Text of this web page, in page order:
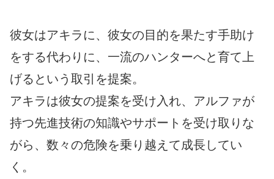
彼女はアキラに、彼女の目的を果たす手助け
をする代わりに、一流のハンターへと育て上
げるという取引を提案。
アキラは彼女の提案を受け入れ、アルファが
持つ先進技術の知識やサポートを受け取りな
がら、数々の危険を乗り越えて成長してい
く。